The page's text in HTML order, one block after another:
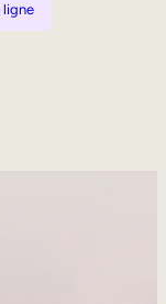
ligne